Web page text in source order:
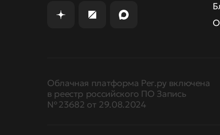
Облачная платформа Рег.ру включена
в реестр российского ПО Запись
№ 23682 от 29.08.2024